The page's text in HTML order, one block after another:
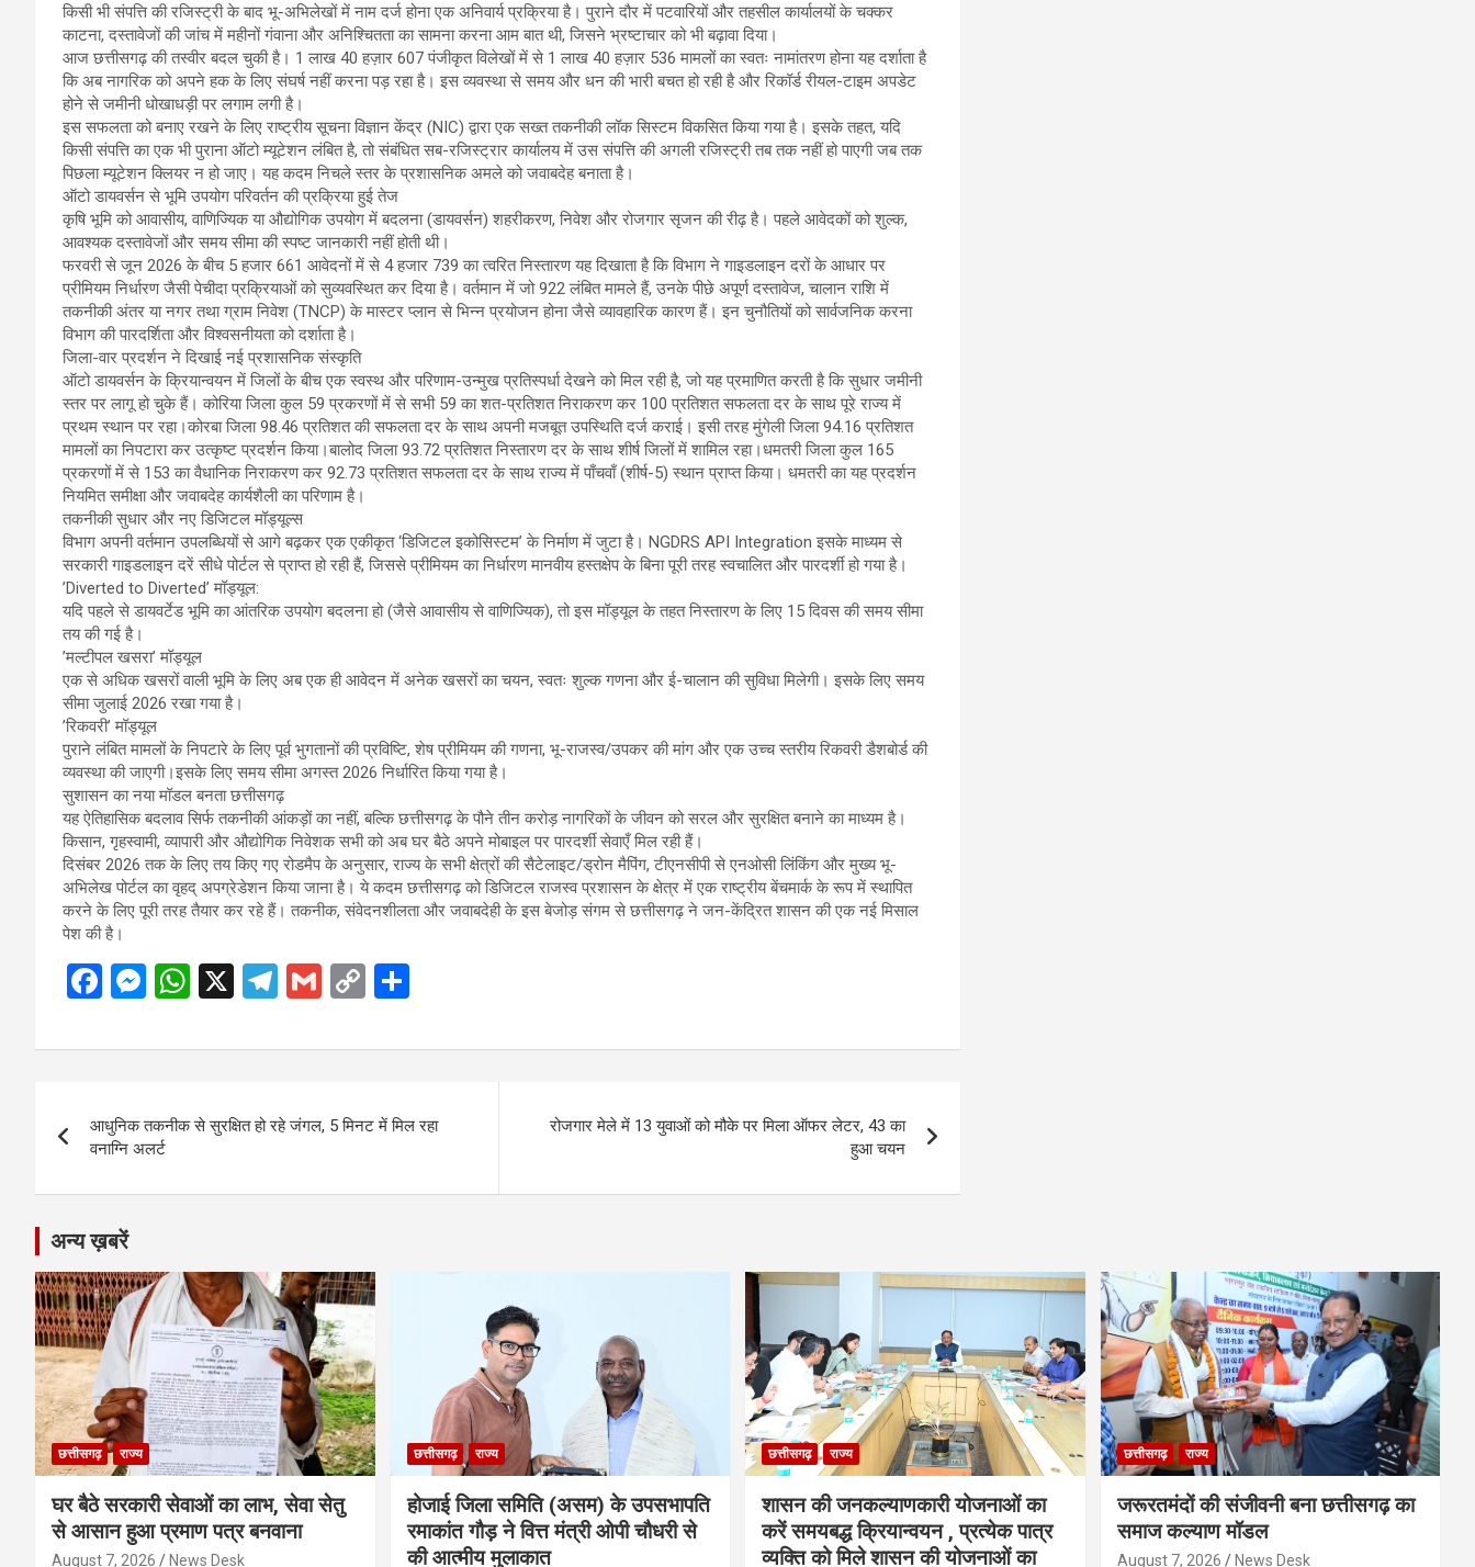
​किसी भी संपत्ति की रजिस्ट्री के बाद भू-अभिलेखों में नाम दर्ज होना एक अनिवार्य प्रक्रिया है। पुराने दौर में पटवारियों और तहसील कार्यालयों के चक्कर
काटना, दस्तावेजों की जांच में महीनों गंवाना और अनिश्चितता का सामना करना आम बात थी, जिसने भ्रष्टाचार को भी बढ़ावा दिया।
आज छत्तीसगढ़ की तस्वीर बदल चुकी है। 1 लाख 40 हज़ार 607 पंजीकृत विलेखों में से 1 लाख 40 हज़ार 536 मामलों का स्वतः नामांतरण होना यह दर्शाता है
कि अब नागरिक को अपने हक के लिए संघर्ष नहीं करना पड़ रहा है। इस व्यवस्था से समय और धन की भारी बचत हो रही है और रिकॉर्ड रीयल-टाइम अपडेट
होने से जमीनी धोखाधड़ी पर लगाम लगी है।
इस सफलता को बनाए रखने के लिए राष्ट्रीय सूचना विज्ञान केंद्र (NIC) द्वारा एक सख्त तकनीकी लॉक सिस्टम विकसित किया गया है। इसके तहत, यदि
किसी संपत्ति का एक भी पुराना ऑटो म्यूटेशन लंबित है, तो संबंधित सब-रजिस्ट्रार कार्यालय में उस संपत्ति की अगली रजिस्ट्री तब तक नहीं हो पाएगी जब तक
पिछला म्यूटेशन क्लियर न हो जाए। यह कदम निचले स्तर के प्रशासनिक अमले को जवाबदेह बनाता है।
​ऑटो डायवर्सन से भूमि उपयोग परिवर्तन की प्रक्रिया हुई तेज
कृषि भूमि को आवासीय, वाणिज्यिक या औद्योगिक उपयोग में बदलना (डायवर्सन) शहरीकरण, निवेश और रोजगार सृजन की रीढ़ है। पहले आवेदकों को शुल्क,
आवश्यक दस्तावेजों और समय सीमा की स्पष्ट जानकारी नहीं होती थी।
​फरवरी से जून 2026 के बीच 5 हजार 661 आवेदनों में से 4 हजार 739 का त्वरित निस्तारण यह दिखाता है कि विभाग ने गाइडलाइन दरों के आधार पर
प्रीमियम निर्धारण जैसी पेचीदा प्रक्रियाओं को सुव्यवस्थित कर दिया है। वर्तमान में जो 922 लंबित मामले हैं, उनके पीछे अपूर्ण दस्तावेज, चालान राशि में
तकनीकी अंतर या नगर तथा ग्राम निवेश (TNCP) के मास्टर प्लान से भिन्न प्रयोजन होना जैसे व्यावहारिक कारण हैं। इन चुनौतियों को सार्वजनिक करना
विभाग की पारदर्शिता और विश्वसनीयता को दर्शाता है।
​जिला-वार प्रदर्शन ने दिखाई नई प्रशासनिक संस्कृति
​ऑटो डायवर्सन के क्रियान्वयन में जिलों के बीच एक स्वस्थ और परिणाम-उन्मुख प्रतिस्पर्धा देखने को मिल रही है, जो यह प्रमाणित करती है कि सुधार जमीनी
स्तर पर लागू हो चुके हैं। कोरिया जिला कुल 59 प्रकरणों में से सभी 59 का शत-प्रतिशत निराकरण कर 100 प्रतिशत सफलता दर के साथ पूरे राज्य में
प्रथम स्थान पर रहा।कोरबा जिला 98.46 प्रतिशत की सफलता दर के साथ अपनी मजबूत उपस्थिति दर्ज कराई। इसी तरह ​मुंगेली जिला 94.16 प्रतिशत
मामलों का निपटारा कर उत्कृष्ट प्रदर्शन किया।​बालोद जिला 93.72 प्रतिशत निस्तारण दर के साथ शीर्ष जिलों में शामिल रहा।​धमतरी जिला कुल 165
प्रकरणों में से 153 का वैधानिक निराकरण कर 92.73 प्रतिशत सफलता दर के साथ राज्य में पाँचवाँ (शीर्ष-5) स्थान प्राप्त किया। धमतरी का यह प्रदर्शन
नियमित समीक्षा और जवाबदेह कार्यशैली का परिणाम है।
​तकनीकी सुधार और नए डिजिटल मॉड्यूल्स
​विभाग अपनी वर्तमान उपलब्धियों से आगे बढ़कर एक एकीकृत ‘डिजिटल इकोसिस्टम’ के निर्माण में जुटा है। ​NGDRS API Integration इसके माध्यम से
सरकारी गाइडलाइन दरें सीधे पोर्टल से प्राप्त हो रही हैं, जिससे प्रीमियम का निर्धारण मानवीय हस्तक्षेप के बिना पूरी तरह स्वचालित और पारदर्शी हो गया है।
​’Diverted to Diverted’ मॉड्यूल:
यदि पहले से डायवर्टेड भूमि का आंतरिक उपयोग बदलना हो (जैसे आवासीय से वाणिज्यिक), तो इस मॉड्यूल के तहत निस्तारण के लिए 15 दिवस की समय सीमा
तय की गई है।
​’मल्टीपल खसरा’ मॉड्यूल
एक से अधिक खसरों वाली भूमि के लिए अब एक ही आवेदन में अनेक खसरों का चयन, स्वतः शुल्क गणना और ई-चालान की सुविधा मिलेगी। इसके लिए समय
सीमा जुलाई 2026 रखा गया है।
​’रिकवरी’ मॉड्यूल
पुराने लंबित मामलों के निपटारे के लिए पूर्व भुगतानों की प्रविष्टि, शेष प्रीमियम की गणना, भू-राजस्व/उपकर की मांग और एक उच्च स्तरीय रिकवरी डैशबोर्ड की
व्यवस्था की जाएगी।इसके लिए समय सीमा अगस्त 2026 निर्धारित किया गया है।
​सुशासन का नया मॉडल बनता छत्तीसगढ़
​यह ऐतिहासिक बदलाव सिर्फ तकनीकी आंकड़ों का नहीं, बल्कि छत्तीसगढ़ के पौने तीन करोड़ नागरिकों के जीवन को सरल और सुरक्षित बनाने का माध्यम है।
किसान, गृहस्वामी, व्यापारी और औद्योगिक निवेशक सभी को अब घर बैठे अपने मोबाइल पर पारदर्शी सेवाएँ मिल रही हैं।
​दिसंबर 2026 तक के लिए तय किए गए रोडमैप के अनुसार, राज्य के सभी क्षेत्रों की सैटेलाइट/ड्रोन मैपिंग, टीएनसीपी से एनओसी लिंकिंग और मुख्य भू-
अभिलेख पोर्टल का वृहद् अपग्रेडेशन किया जाना है। ये कदम छत्तीसगढ़ को डिजिटल राजस्व प्रशासन के क्षेत्र में एक राष्ट्रीय बेंचमार्क के रूप में स्थापित
करने के लिए पूरी तरह तैयार कर रहे हैं। तकनीक, संवेदनशीलता और जवाबदेही के इस बेजोड़ संगम से छत्तीसगढ़ ने जन-केंद्रित शासन की एक नई मिसाल
पेश की है।
F
ce
o
o
k
M
se
g
er
W
at
A
p
X
T
e
a
G
ail
C
py
n
ar
navigation
आधुनिक तकनीक से सुरक्षित हो रहे जंगल, 5 मिनट में मिल रहा
वनाग्नि अलर्ट
रोजगार मेले में 13 युवाओं को मौके पर मिला ऑफर लेटर, 43 का
हुआ चयन
अन्य ख़बरें
छत्तीसगढ़ राज्य
घर बैठे सरकारी सेवाओं का लाभ, सेवा सेतु
से आसान हुआ प्रमाण पत्र बनवाना
August 7, 2026 News Desk
छत्तीसगढ़ राज्य
होजाई जिला समिति (असम) के उपसभापति
रमाकांत गौड़ ने वित्त मंत्री ओपी चौधरी से
की आत्मीय मुलाकात
छत्तीसगढ़ राज्य
शासन की जनकल्याणकारी योजनाओं का
करें समयबद्ध क्रियान्वयन , प्रत्येक पात्र
व्यक्ति को मिले शासन की योजनाओं का
छत्तीसगढ़ राज्य
जरूरतमंदों की संजीवनी बना छत्तीसगढ़ का
समाज कल्याण मॉडल
August 7, 2026 News Desk